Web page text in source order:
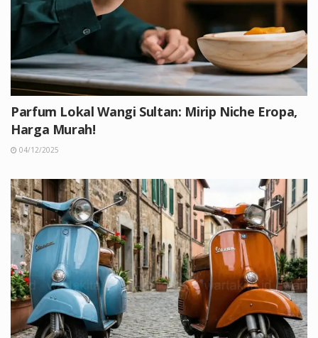
Parfum Lokal Wangi Sultan: Mirip Niche Eropa,
Harga Murah!
04/12/2025